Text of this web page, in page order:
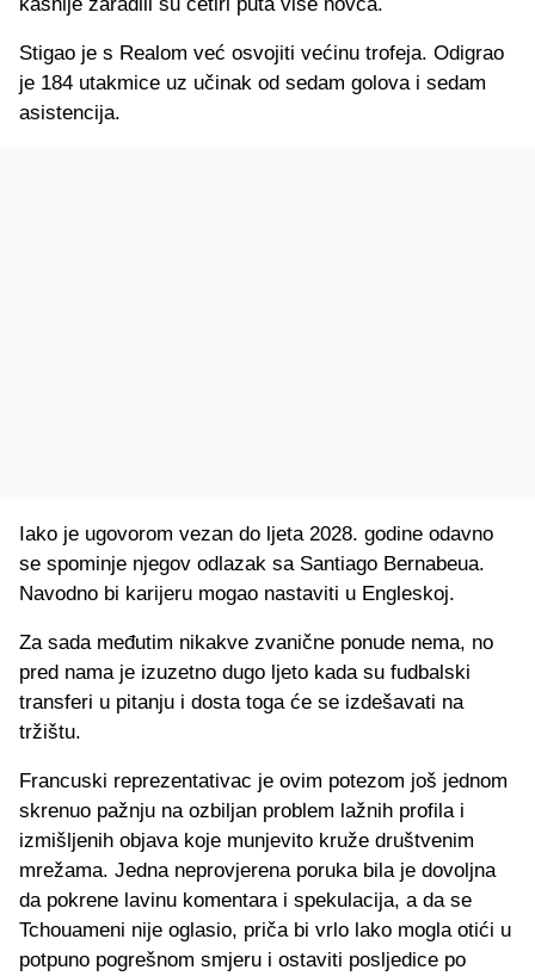
Stigao je s Realom već osvojiti većinu trofeja. Odigrao
je 184 utakmice uz učinak od sedam golova i sedam
asistencija.
Iako je ugovorom vezan do ljeta 2028. godine odavno
se spominje njegov odlazak sa Santiago Bernabeua.
Navodno bi karijeru mogao nastaviti u Engleskoj.
Za sada međutim nikakve zvanične ponude nema, no
pred nama je izuzetno dugo ljeto kada su fudbalski
transferi u pitanju i dosta toga će se izdešavati na
tržištu.
Francuski reprezentativac je ovim potezom još jednom
skrenuo pažnju na ozbiljan problem lažnih profila i
izmišljenih objava koje munjevito kruže društvenim
mrežama. Jedna neprovjerena poruka bila je dovoljna
da pokrene lavinu komentara i spekulacija, a da se
Tchouameni nije oglasio, priča bi vrlo lako mogla otići u
potpuno pogrešnom smjeru i ostaviti posljedice po